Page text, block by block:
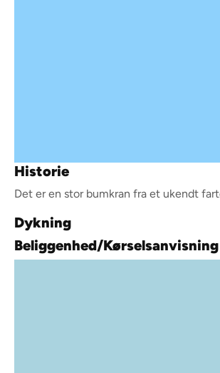
Historie
Det er en stor bumkran fra et ukendt
Dykning
Beliggenhed/Kørselsanvisning